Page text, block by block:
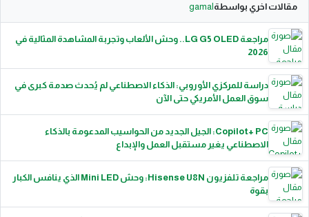
مقالات اخري بواسطةgamal
مراجعة LG G5 OLED.. وحش الألعاب وتجربة المشاهدة المثالية في
2026
دراسة للمركزي الأوروبي: الذكاء الاصطناعي لم يُحدث صدمة كبرى في
سوق العمل الأمريكي حتى الآن
Copilot+ PC: الجيل الجديد من الحواسيب المدعومة بالذكاء
الاصطناعي يغير مستقبل العمل والإبداع
مراجعة تلفزيون Hisense U8N: وحش Mini LED الذي ينافس الكبار
بقوة